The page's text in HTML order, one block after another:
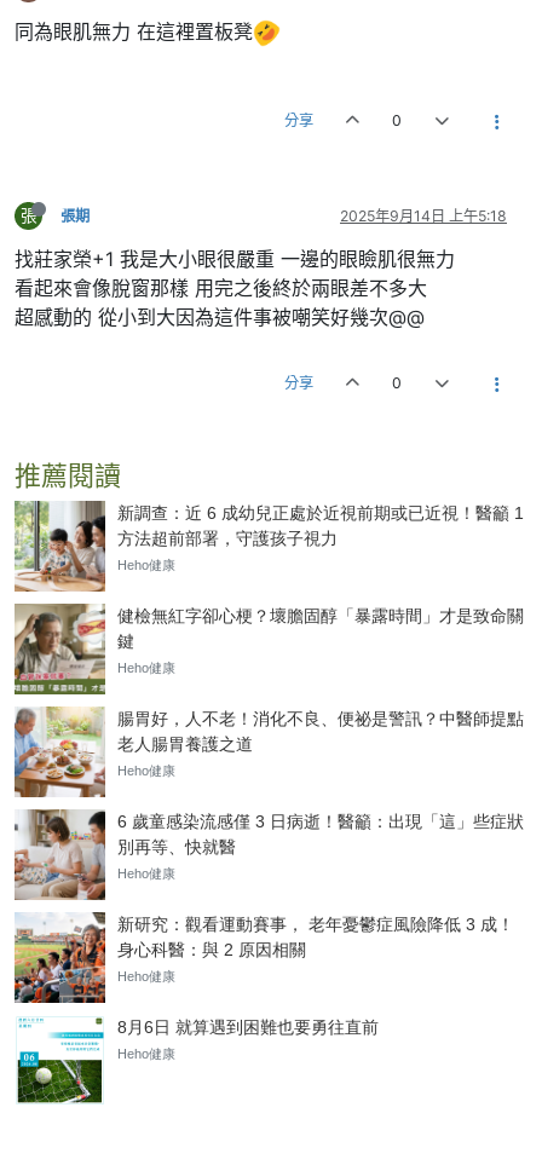
同為眼肌無力 在這裡置板凳
分享 0
張 張期 2025年9月14日 上午5:18
找莊家榮+1 我是大小眼很嚴重 一邊的眼瞼肌很無力
看起來會像脫窗那樣 用完之後終於兩眼差不多大
超感動的 從小到大因為這件事被嘲笑好幾次@@
分享 0
推薦閱讀